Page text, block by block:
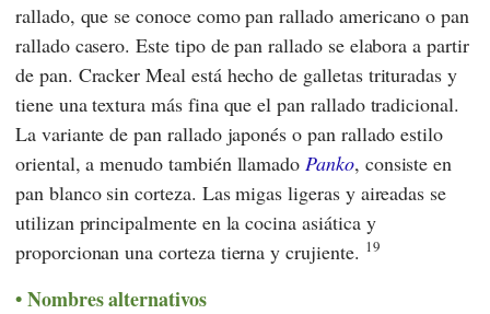
rallado, que se conoce como pan rallado americano o pan
rallado casero. Este tipo de pan rallado se elabora a partir
de pan. Cracker Meal está hecho de galletas trituradas y
tiene una textura más fina que el pan rallado tradicional.
La variante de pan rallado japonés o pan rallado estilo
oriental, a menudo también llamado Panko, consiste en
pan blanco sin corteza. Las migas ligeras y aireadas se
utilizan principalmente en la cocina asiática y
proporcionan una corteza tierna y crujiente. 19
Nombres alternativos